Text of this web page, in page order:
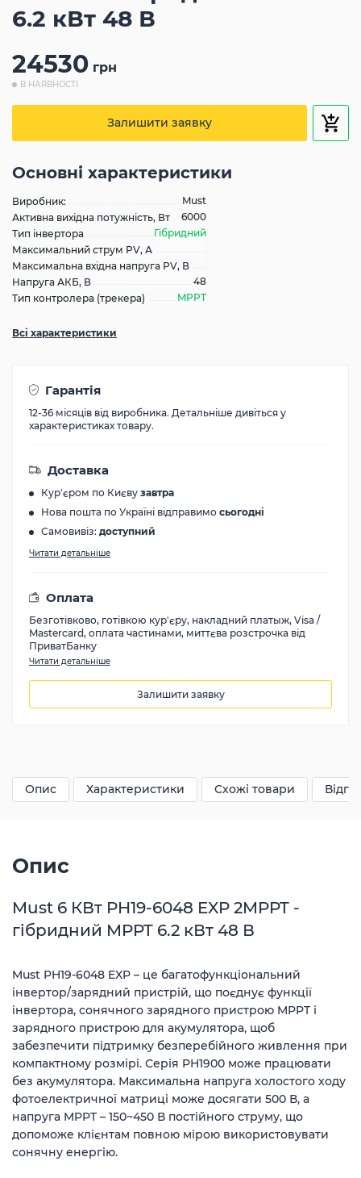
6.2 кВт 48 В
24530 грн
В НАЯВНОСТІ
Залишити заявку
Основні характеристики
Виробник:
Must
Активна вихідна потужність, Вт
6000
Тип інвертора
Гібридний
Максимальний струм PV, А
Максимальна вхідна напруга PV, В
Напруга АКБ, В
48
Тип контролера (трекера)
MPPT
Всі характеристики
Гарантія
12-36 місяців від виробника. Детальніше дивіться у
характеристиках товару.
Доставка
Кур'єром по Києву завтра
Нова пошта по Україні відправимо сьогодні
Самовивіз: доступний
Читати детальніше
Оплата
Безготівково, готівкою кур'єру, накладний платыж, Visa /
Mastercard, оплата частинами, миттєва розстрочка від
ПриватБанку
Читати детальніше
Залишити заявку
Опис Характеристики Схожі товари
Опис
Must 6 КВт PH19-6048 EXP 2MPPT -
гібридний MPPT 6.2 кВт 48 В
Must PH19-6048 EXP – це багатофункціональний
інвертор/зарядний пристрій, що поєднує функції
інвертора, сонячного зарядного пристрою MPPT і
зарядного пристрою для акумулятора, щоб
забезпечити підтримку безперебійного живлення при
компактному розмірі. Серія PH1900 може працювати
без акумулятора. Максимальна напруга холостого ходу
фотоелектричної матриці може досягати 500 В, а
напруга MPPT – 150~450 В постійного струму, що
допоможе клієнтам повною мірою використовувати
сонячну енергію.